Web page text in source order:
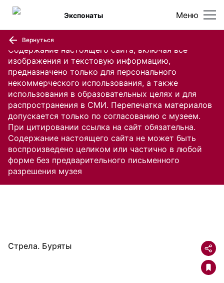
Содержание настоящего сайта, включая все
изображения и текстовую информацию,
предназначено только для персонального
некоммерческого использования, а также
использования в образовательных целях и для
распространения в СМИ. Перепечатка материалов
допускается только по согласованию с музеем.
При цитировании ссылка на сайт обязательна.
Содержание настоящего сайта не может быть
воспроизведено целиком или частично в любой
форме без предварительного письменного
разрешения музея
Меню
Экспонаты
Вернуться
Стрела. Буряты